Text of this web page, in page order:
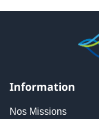
Information
Nos Missions